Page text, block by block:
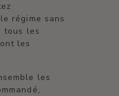
régime sans
tous les
les
les